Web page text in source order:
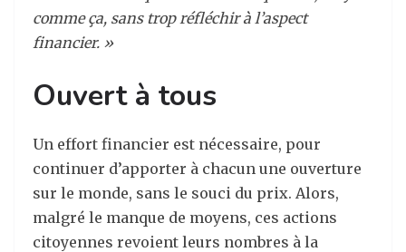
comme ça, sans trop réfléchir à l’aspect
financier. »
Ouvert à tous
Un effort financier est nécessaire, pour
continuer d’apporter à chacun une ouverture
sur le monde, sans le souci du prix. Alors,
malgré le manque de moyens, ces actions
citoyennes revoient leurs nombres à la